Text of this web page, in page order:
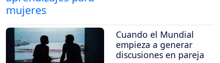
Cuando el Mundial
empieza a generar
discusiones en pareja